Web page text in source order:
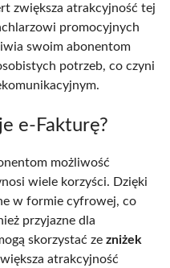
zwiększa atrakcyjność tej
promocyjnych
swoim abonentom
potrzeb, co czyni
e-Fakturę?
możliwość
wiele korzyści. Dzięki
w formie cyfrowej, co
przyjazne dla
skorzystać ze zniżek
atrakcyjność